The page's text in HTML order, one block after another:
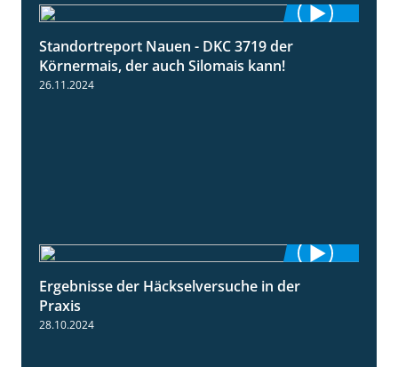
Standortreport Nauen - DKC 3719 der
Körnermais, der auch Silomais kann!
26.11.2024
Ergebnisse der Häckselversuche in der
Praxis
28.10.2024